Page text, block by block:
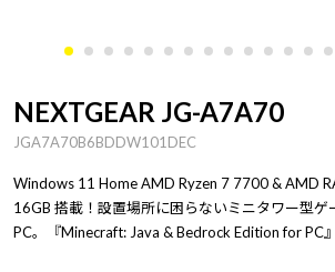
NEXTGEAR JG-A7A70
JGA7A70B6BDDW101DEC
Windows 11 Home AMD Ryzen 7 7700 & AMD
16GB 搭載！設置場所に困らないミニタワー型ゲ
PC。『Minecraft: Java & Bedrock Edition for PC』